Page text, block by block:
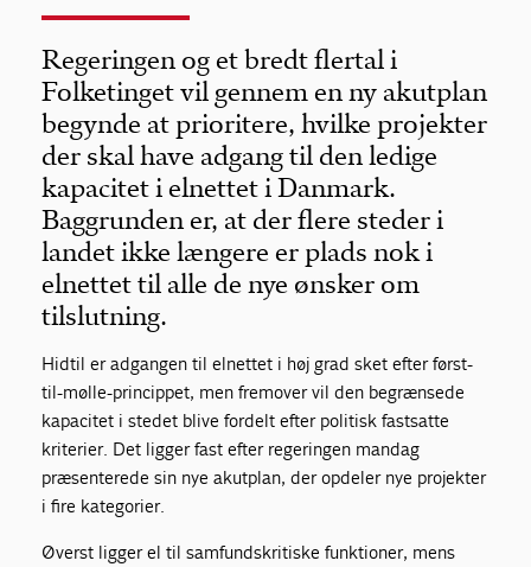
Regeringen og et bredt flertal i
Folketinget vil gennem en ny akutplan
begynde at prioritere, hvilke projekter
der skal have adgang til den ledige
kapacitet i elnettet i Danmark.
Baggrunden er, at der flere steder i
landet ikke længere er plads nok i
elnettet til alle de nye ønsker om
tilslutning.
Hidtil er adgangen til elnettet i høj grad sket efter først-
til-mølle-princippet, men fremover vil den begrænsede
kapacitet i stedet blive fordelt efter politisk fastsatte
kriterier. Det ligger fast efter regeringen mandag
præsenterede sin nye akutplan, der opdeler nye projekter
i fire kategorier.
Øverst ligger el til samfundskritiske funktioner, mens